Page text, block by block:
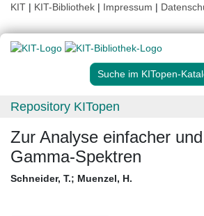
KIT | KIT-Bibliothek | Impressum |
Suche im KITopen-
Repository KITopen
Zur Analyse einfacher
Gamma-Spektren
Schneider, T.; Muenzel, H.